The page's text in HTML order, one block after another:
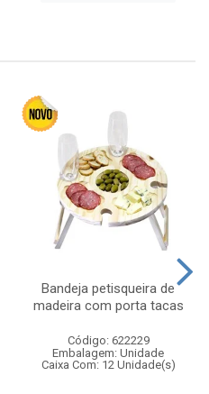
Bandeja petisqueira de
madeira com porta tacas
Código: 622229
Embalagem: Unidade
Caixa Com: 12 Unidade(s)